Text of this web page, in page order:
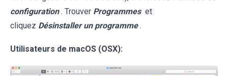
configuration . Trouver Programmes et
cliquez Désinstaller un programme .
Utilisateurs de macOS (OSX):